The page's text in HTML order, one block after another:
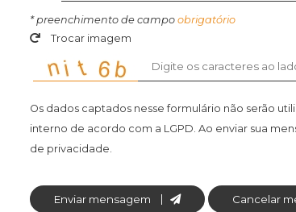
* preenchimento de campo obrigatório
Trocar imagem
Os dados captados nesse formulário não serão
interno de acordo com a LGPD. Ao enviar sua
de privacidade.
Enviar mensagem Cancelar